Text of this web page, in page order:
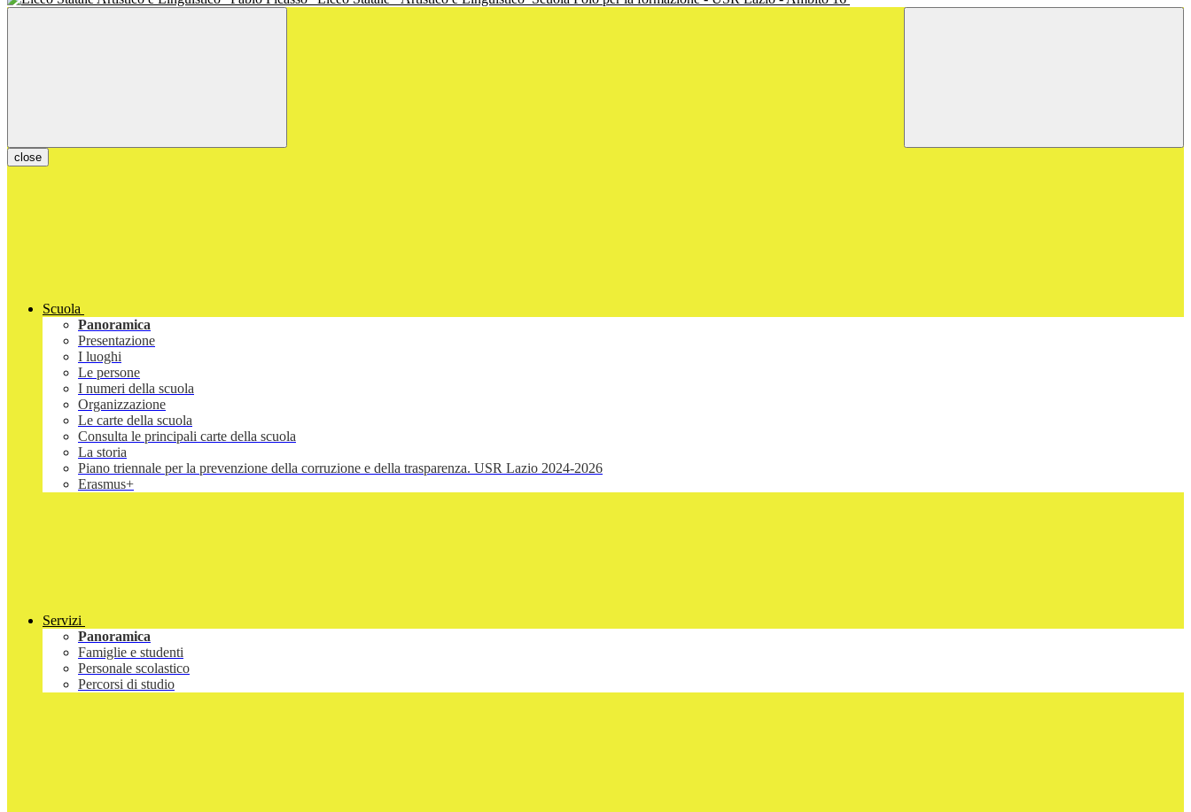
close
Scuola
Panoramica
Presentazione
I luoghi
Le persone
I numeri della scuola
Organizzazione
Le carte della scuola
Consulta le principali carte della scuola
La storia
Piano triennale per la prevenzione della corruzione e della trasparenza. USR Lazio 2024-2026
Erasmus+
Servizi
Panoramica
Famiglie e studenti
Personale scolastico
Percorsi di studio